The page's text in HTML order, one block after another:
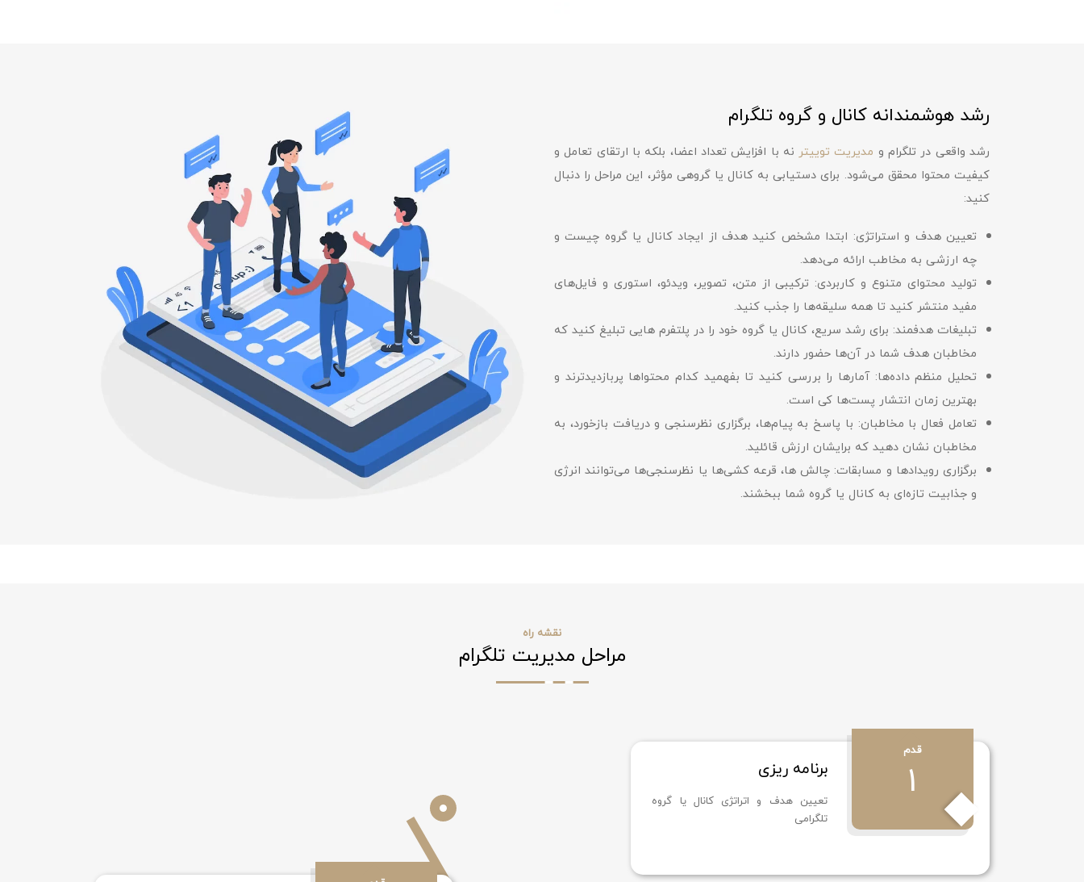
رشد هوشمندانه کانال و گروه تلگرام
رشد واقعی در تلگرام و مدیریت توییتر نه با افزایش تعداد اعضا، بلکه با ارتقای تعامل و
کیفیت محتوا محقق می‌شود. برای دستیابی به کانال یا گروهی مؤثر، این مراحل را دنبال
کنید:
تعیین هدف و استراتژی: ابتدا مشخص کنید هدف از ایجاد کانال یا گروه چیست و
چه ارزشی به مخاطب ارائه می‌دهد.
تولید محتوای متنوع و کاربردی: ترکیبی از متن، تصویر، ویدئو، استوری و فایل‌های
مفید منتشر کنید تا همه سلیقه‌ها را جذب کنید.
تبلیغات هدفمند: برای رشد سریع، کانال یا گروه خود را در پلتفرم‌ هایی تبلیغ کنید که
مخاطبان هدف شما در آن‌ها حضور دارند.
تحلیل منظم داده‌ها: آمارها را بررسی کنید تا بفهمید کدام محتواها پربازدیدترند و
بهترین زمان انتشار پست‌ها کی است.
تعامل فعال با مخاطبان: با پاسخ به پیام‌ها، برگزاری نظرسنجی و دریافت بازخورد، به
مخاطبان نشان دهید که برایشان ارزش قائلید.
برگزاری رویدادها و مسابقات: چالش‌ ها، قرعه‌ کشی‌ها یا نظرسنجی‌ها می‌توانند انرژی
و جذابیت تازه‌ای به کانال یا گروه شما ببخشند.
نقشه راه
مراحل مدیریت تلگرام
قدم
1 برنامه‌ ریزی
تعیین هدف و اتراتژی کانال یا گروه
تلگرامی